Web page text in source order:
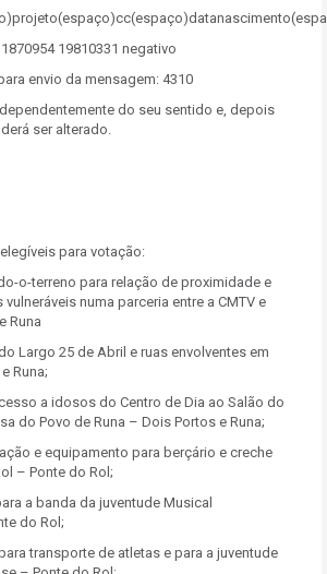
19810331 negativo
envio da mensagem: 4310
do seu sentido e, depois
ser alterado.
para votação:
o-terreno para relação de proximidade e
numa parceria entre a CMTV e
Runa
Largo 25 de Abril e ruas envolventes em
Runa;
a idosos do Centro de Dia ao Salão do
do Povo de Runa – Dois Portos e Runa;
e equipamento para berçário e creche
– Ponte do Rol;
a banda da juventude Musical
do Rol;
transporte de atletas e para a juventude